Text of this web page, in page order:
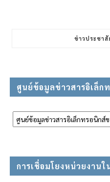
ข่าวประชา
ศูนย์ข้อมูลข่าวสารอิเล็ก
การเชื่อมโยงหน่วยงานใ